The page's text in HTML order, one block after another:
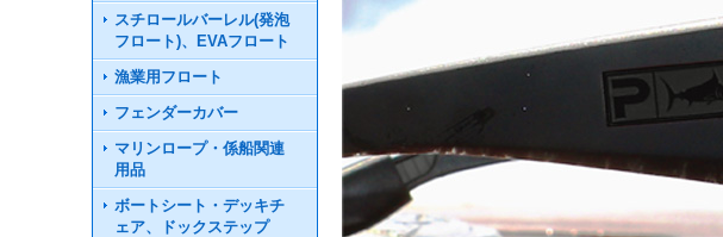
スチロールバーレル(発泡
フロート)、EVAフロート
漁業用フロート
フェンダーカバー
マリンロープ・係船関連
用品
ボートシート・デッキチ
ェア、ドックステップ